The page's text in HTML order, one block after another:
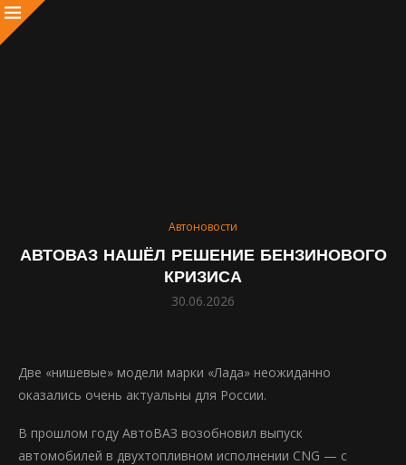
Автоновости
АВТОВАЗ НАШЁЛ РЕШЕНИЕ БЕНЗИНОВОГО
КРИЗИСА
30.06.2026
Две «нишевые» модели марки «Лада» неожиданно
оказались очень актуальны для России.
В прошлом году АвтоВАЗ возобновил выпуск
автомобилей в двухтопливном исполнении CNG — с